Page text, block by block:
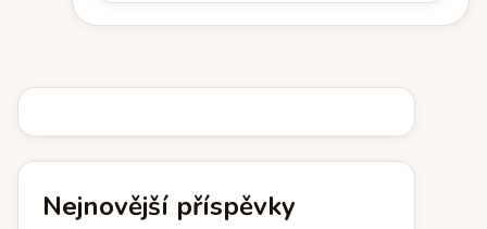
Nejnovější příspěvky